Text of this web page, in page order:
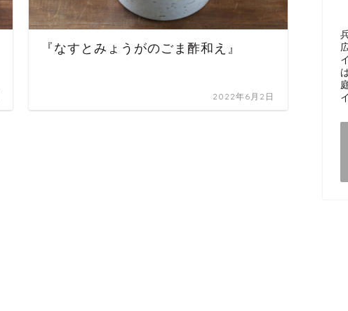
『なすとみょうがのごま酢和え』
2022年6月2日